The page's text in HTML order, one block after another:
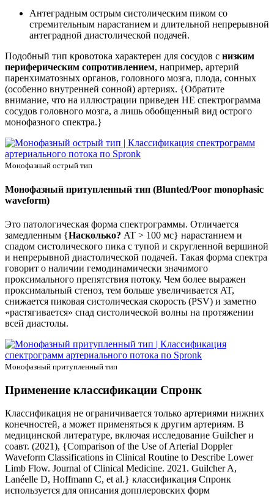
Антеградным острым систолическим пиком со
стремительным нарастанием и длительной непрерывной
антеградной диастолической подачей.
Подобный тип кровотока характерен для сосудов с низким
периферическим сопротивлением, например, артерий
паренхиматозных органов, головного мозга, плода, сонных
(особенно внутренней сонной) артериях. {Обратите
внимание, что на иллюстрации приведен НЕ спектрограмма
сосудов головного мозга, а лишь обобщенный вид острого
монофазного спектра.}
Монофазный острый тип
Монофазный притупленный тип (Blunted/Poor monophasic
waveform)
Это патологическая форма спектрограммы. Отличается
замедленным {Насколько? AT > 100 мс} нарастанием и
спадом систолического пика с тупой и скругленной вершиной
и непрерывной диастолической подачей. Такая форма спектра
говорит о наличии гемодинамически значимого
проксимального препятствия потоку. Чем более выражен
проксимальный стеноз, тем больше увеличивается AT,
снижается пиковая систолическая скорость (PSV) и заметно
«растягивается» спад систолической волны на протяжении
всей диастолы.
Монофазный притупленный тип
Применение классификации Спронк
Классификация не ограничивается только артериями нижних
конечностей, а может применяться к другим артериям. В
медицинской литературе, включая исследование Guilcher и
соавт. (2021), {Comparison of the Use of Arterial Doppler
Waveform Classifications in Clinical Routine to Describe Lower
Limb Flow. Journal of Clinical Medicine. 2021. Guilcher A,
Lanéelle D, Hoffmann C, et al.} классификация Спронк
используется для описания допплеровских форм